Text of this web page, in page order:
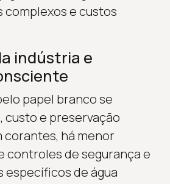
complexos e custos
indústria e
papel branco se
custo e preservação
corantes, há menor
controles de segurança e
de água